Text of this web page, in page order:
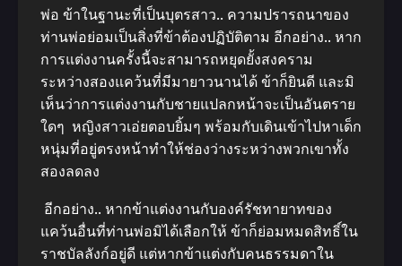
พ่อ ข้าในฐานะที่เป็นบุตรสาว.. ความปรารถนาของ
ท่านพ่อย่อมเป็นสิ่งที่ข้าต้องปฏิบัติตาม อีกอย่าง.. หาก
การแต่งงานครั้งนี้จะสามารถหยุดยั้งสงคราม
ระหว่างสองแคว้นที่มีมายาวนานได้ ข้าก็ยินดี และมิ
เห็นว่าการแต่งงานกับชายแปลกหน้าจะเป็นอันตราย
ใดๆ หญิงสาวเอ่ยตอบยิ้มๆ พร้อมกับเดินเข้าไปหาเด็ก
หนุ่มที่อยู่ตรงหน้าทําให้ช่องว่างระหว่างพวกเขาทั้ง
สองลดลง
อีกอย่าง.. หากข้าแต่งงานกับองค์รัชทายาทของ
แคว้นอื่นที่ท่านพ่อมิได้เลือกให้ ข้าก็ย่อมหมดสิทธิ์ใน
ราชบัลลังก์อยู่ดี แต่หากข้าแต่งกับคนธรรมดาใน